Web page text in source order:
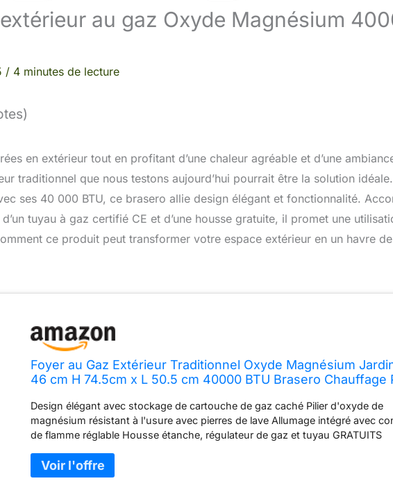
au gaz Oxyde Magnésium
/ 4 minutes de lecture
en extérieur tout en profitant d’une chaleur agréable et d’une
traditionnel que nous testons aujourd’hui pourrait être la solution
ses 40 000 BTU, ce brasero allie design élégant et fonctionnalité.
tuyau à gaz certifié CE et d’une housse gratuite, il promet une
ce produit peut transformer votre espace extérieur en un havre
Foyer au Gaz Extérieur Traditionnel Oxyde Magnésium
46 cm H 74.5cm x L 50.5 cm 40000 BTU Brasero Chauffage
Housse GRATUITS]
Design élégant avec stockage de cartouche de gaz caché Pilier d'oxyde de
magnésium résistant à l'usure avec pierres de lave Allumage intégré avec
de flamme réglable Housse étanche, régulateur de gaz et tuyau GRATUITS